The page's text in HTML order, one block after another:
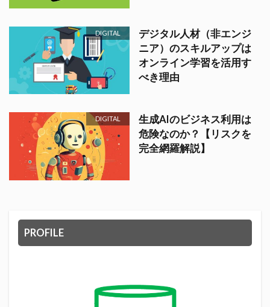
DIGITAL
デジタル人材（非エンジ
ニア）のスキルアップは
オンライン学習を活用す
べき理由
DIGITAL
生成AIのビジネス利用は
危険なのか？【リスクを
完全網羅解説】
PROFILE